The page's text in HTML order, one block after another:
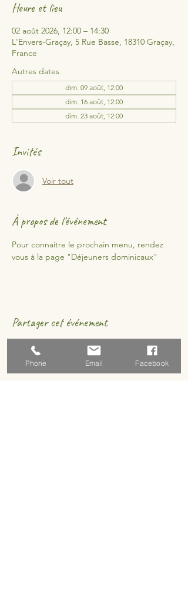
Heure et lieu
02 août 2026, 12:00 – 14:30
L'Envers-Graçay, 5 Rue Basse, 18310 Graçay,
France
Autres dates
dim. 09 août, 12:00
dim. 16 août, 12:00
dim. 23 août, 12:00
Invités
Voir tout
À propos de l'événement
Pour connaitre le prochain menu, rendez
vous à la page "Déjeuners dominicaux"
Partager cet événement
Phone Email Facebook